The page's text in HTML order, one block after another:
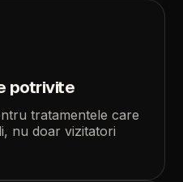
potrivite
tratamentele care
nu doar vizitatori